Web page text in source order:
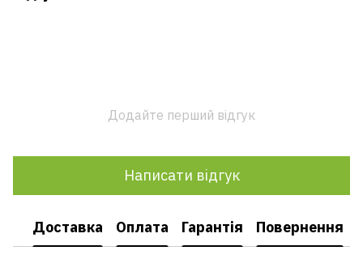
Додайте перший відгук
Написати відгук
Доставка Оплата Гарантія Повернення